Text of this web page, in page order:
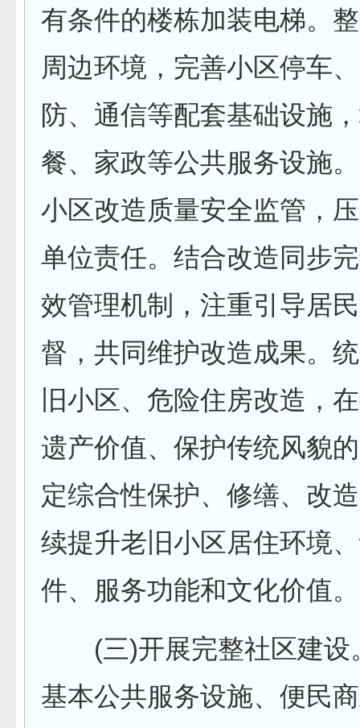
有条件的楼栋加装电梯。
周边环境，完善小区停车
防、通信等配套基础设施
餐、家政等公共服务设施
小区改造质量安全监管，
单位责任。结合改造同步
效管理机制，注重引导居
督，共同维护改造成果。
旧小区、危险住房改造，
遗产价值、保护传统风貌
定综合性保护、修缮、改
续提升老旧小区居住环境
件、服务功能和文化价值。
(三)开展完整社区建设
基本公共服务设施、便民